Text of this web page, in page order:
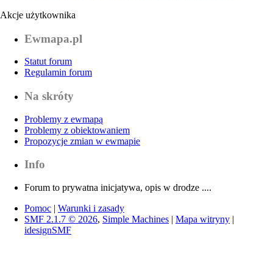
Akcje użytkownika
Ewmapa.pl
Statut forum
Regulamin forum
Na skróty
Problemy z ewmapą
Problemy z obiektowaniem
Propozycje zmian w ewmapie
Info
Forum to prywatna inicjatywa, opis w drodze ....
Pomoc | Warunki i zasady
SMF 2.1.7 © 2026, Simple Machines | Mapa witryny |
idesignSMF